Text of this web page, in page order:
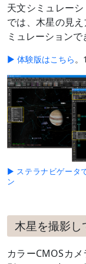
天文シミュレー
では、木星の見
ミュレーションで
▶ 体験版はこちら 。
▶ ステラナビゲータ
ン
木星を撮影し
カラーCMOSカ